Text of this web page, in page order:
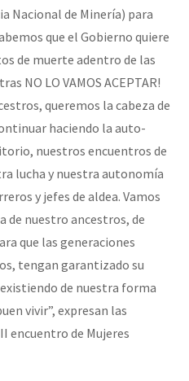
Nacional de Minería) para
que el Gobierno quiere
de muerte adentro de las
NO LO VAMOS ACEPTAR!
queremos la cabeza de
haciendo la auto-
nuestros encuentros de
lucha y nuestra autonomía
y jefes de aldea. Vamos
de nuestro ancestros, de
que las generaciones
tengan garantizado su
de nuestra forma
vivir”, expresan las
encuentro de Mujeres